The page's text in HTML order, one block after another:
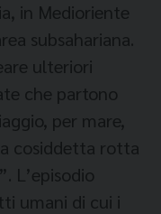
in Medioriente
subsahariana.
ulteriori
che partono
per mare,
cosiddetta rotta
L’episodio
umani di cui i